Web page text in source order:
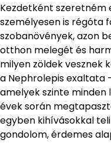
Kezdetként szeretném
személyesen is régóta
szobanövények, azon
otthon melegét és
milyen zöldek vesznek
a Nephrolepis exaltata
amelyek szinte minden
évek során
egyben kihívásokkal
gondolom, érdemes